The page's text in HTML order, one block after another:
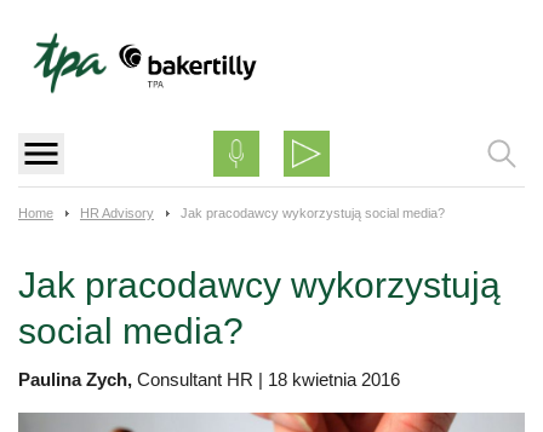
content
Home HR Advisory Jak pracodawcy wykorzystują social media?
Jak pracodawcy wykorzystują
social media?
Paulina Zych, Consultant HR | 18 kwietnia 2016